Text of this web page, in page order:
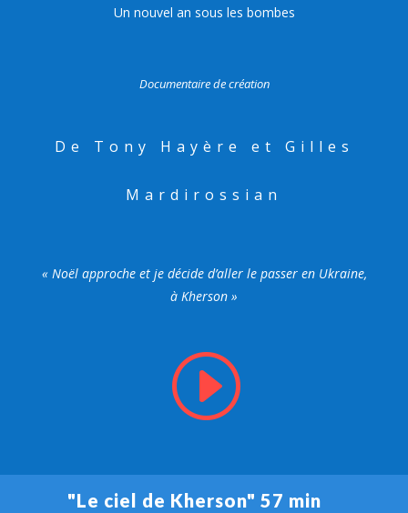
Un nouvel an sous les bombes
Documentaire de création
De Tony Hayère et Gilles
Mardirossian
« Noël approche et je décide d’aller le passer en Ukraine,
à Kherson »
I
"Le ciel de Kherson" 57 min